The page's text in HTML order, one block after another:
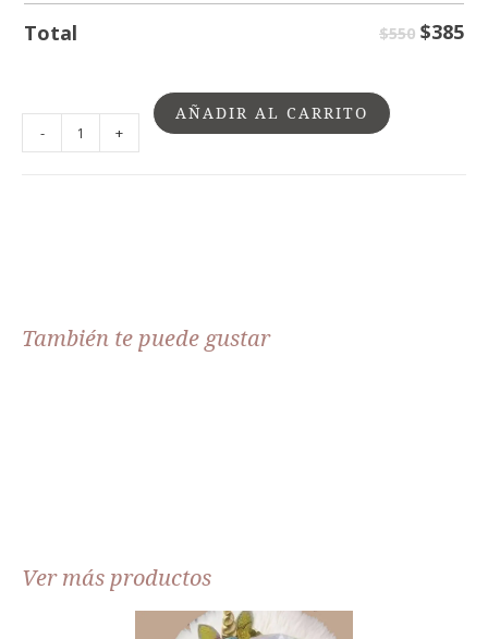
Total $550 $385
- +
AÑADIR AL CARRITO
También te puede gustar
Ver más productos